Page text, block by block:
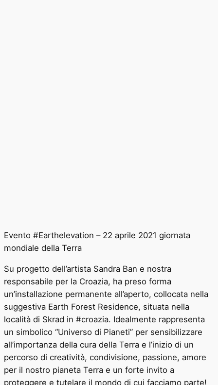
Evento #Earthelevation – 22 aprile 2021 giornata
mondiale della Terra
Su progetto dell’artista Sandra Ban e nostra
responsabile per la Croazia, ha preso forma
un’installazione permanente all’aperto, collocata nella
suggestiva Earth Forest Residence, situata nella
località di Skrad in #croazia. Idealmente rappresenta
un simbolico “Universo di Pianeti” per sensibilizzare
all’importanza della cura della Terra e l’inizio di un
percorso di creatività, condivisione, passione, amore
per il nostro pianeta Terra e un forte invito a
proteggere e tutelare il mondo di cui facciamo parte!